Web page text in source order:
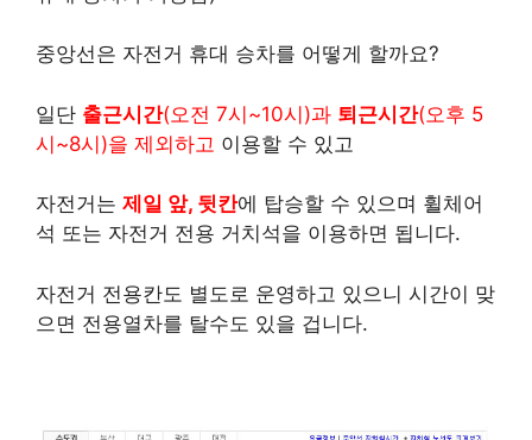
중앙선은 자전거 휴대 승차를 어떻게 할까요?
일단 출근시간(오전 7시~10시)과 퇴근시간(오후 5
시~8시)을 제외하고 이용할 수 있고
자전거는 제일 앞, 뒷칸에 탑승할 수 있으며 휠체어
석 또는 자전거 전용 거치석을 이용하면 됩니다.
자전거 전용칸도 별도로 운영하고 있으니 시간이 맞
으면 전용열차를 탈수도 있을 겁니다.